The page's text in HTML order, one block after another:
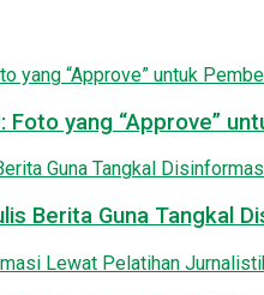
yang “Approve”
Berita Guna Tangkal